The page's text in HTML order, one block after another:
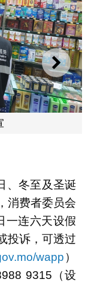
下一
、冬至及圣诞
消费者委员会
一连六天设假
投诉，可透过
wapp ）
9315（设